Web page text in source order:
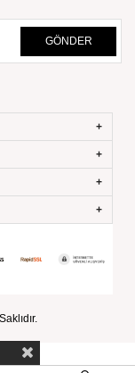
GÖNDER